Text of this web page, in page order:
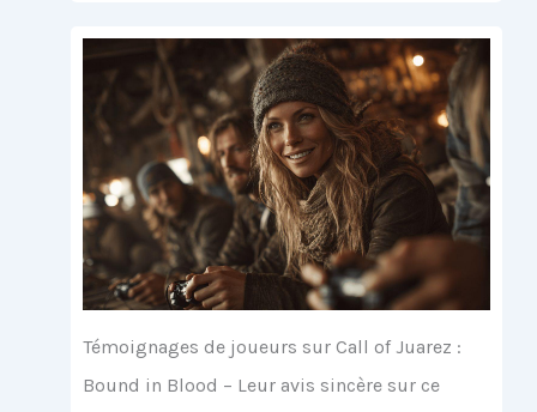
Témoignages de joueurs sur Call of Juarez :
Bound in Blood – Leur avis sincère sur ce